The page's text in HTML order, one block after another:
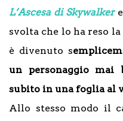
L’Ascesa di Skywalkere
svolta che lo ha reso
è divenuto s
un personaggio mai
subito in una foglia al
Allo stesso modo il